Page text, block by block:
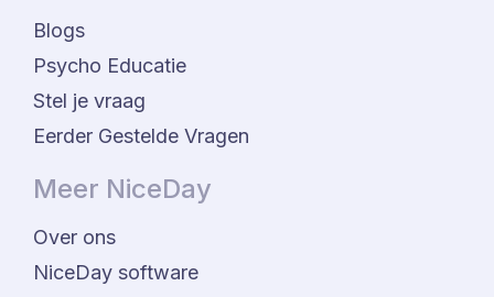
Blogs
Psycho Educatie
Stel je vraag
Eerder Gestelde Vragen
Meer NiceDay
Over ons
NiceDay software